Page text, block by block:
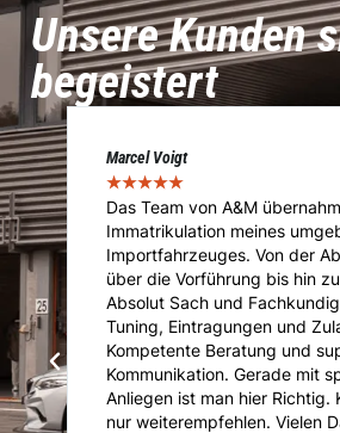
Unsere Kunden
begeistert
Marcel Voigt
★★★★★
Das Team von A&M
Immatrikulation meines
Importfahrzeuges. Von der
über die Vorführung bis hin
Absolut Sach und
Tuning, Eintragungen und
Kompetente Beratung und
Kommunikation. Gerade mit
Anliegen ist man hier Richtig.
nur weiterempfehlen. Vielen